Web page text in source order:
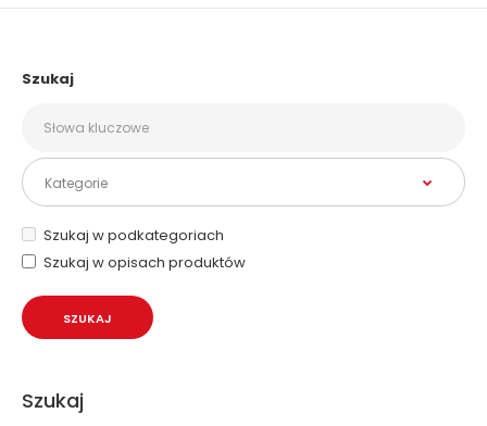
Szukaj
Szukaj w podkategoriach
Szukaj w opisach produktów
Szukaj